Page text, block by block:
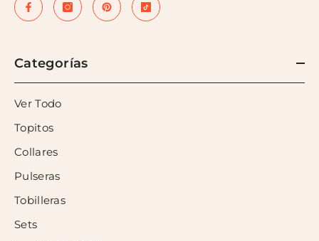
Categorías
Ver Todo
Topitos
Collares
Pulseras
Tobilleras
Sets